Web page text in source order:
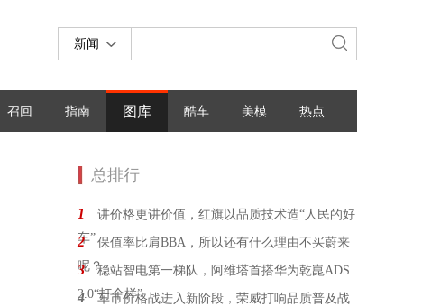
新闻
召回 指南 图库 酷车 美模 热点
总排行
1
讲价格更讲价值，红旗以品质技术造“人民的好
车”
2
保值率比肩BBA，所以还有什么理由不买蔚来
呢？
3
稳站智电第一梯队，阿维塔首搭华为乾崑ADS
3.0“打个样”
4 车市价格战进入新阶段，荣威打响品质普及战